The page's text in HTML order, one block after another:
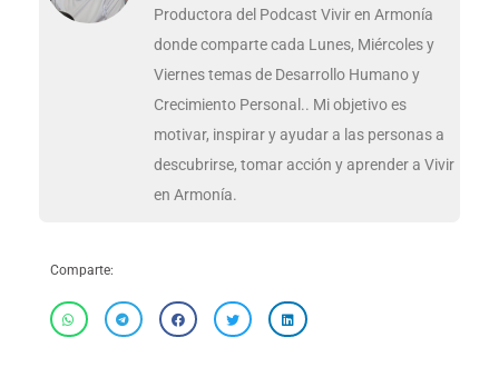
Productora del Podcast Vivir en Armonía
donde comparte cada Lunes, Miércoles y
Viernes temas de Desarrollo Humano y
Crecimiento Personal.. Mi objetivo es
motivar, inspirar y ayudar a las personas a
descubrirse, tomar acción y aprender a Vivir
en Armonía.
Comparte: